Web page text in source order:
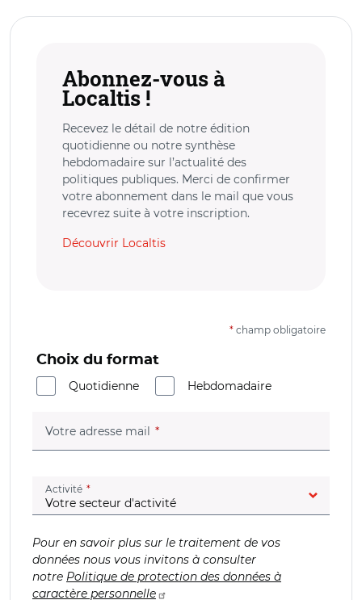
Abonnez-vous à
Localtis !
Recevez le détail de notre édition
quotidienne ou notre synthèse
hebdomadaire sur l’actualité des
politiques publiques. Merci de confirmer
votre abonnement dans le mail que vous
recevrez suite à votre inscription.
Découvrir Localtis
* champ obligatoire
Choix du format
Quotidienne
Hebdomadaire
Votre adresse mail (champ obligatoire)
Activité (champ obligatoire)
Pour en savoir plus sur le traitement de vos
données nous vous invitons à consulter
notre Politique de protection des données à
caractère personnelle